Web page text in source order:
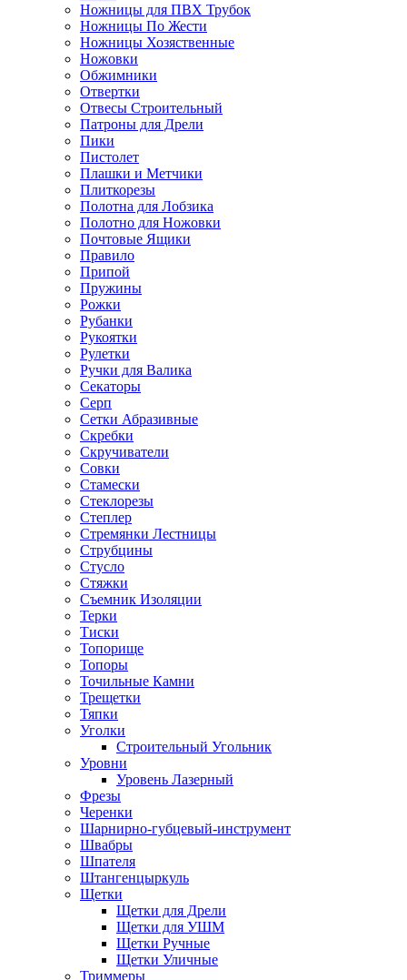
Ножницы для ПВХ Трубок
Ножницы По Жести
Ножницы Хозяственные
Ножовки
Обжимники
Отвертки
Отвесы Строительный
Патроны для Дрели
Пики
Пистолет
Плашки и Метчики
Плиткорезы
Полотна для Лобзика
Полотно для Ножовки
Почтовые Ящики
Правило
Припой
Пружины
Рожки
Рубанки
Рукоятки
Рулетки
Ручки для Валика
Секаторы
Серп
Сетки Абразивные
Скребки
Скручиватели
Совки
Стамески
Стеклорезы
Степлер
Стремянки Лестницы
Струбцины
Стусло
Стяжки
Съемник Изоляции
Терки
Тиски
Топорище
Топоры
Точильные Камни
Трещетки
Тяпки
Уголки
Строительный Угольник
Уровни
Уровень Лазерный
Фрезы
Черенки
Шарнирно-губцевый-инструмент
Швабры
Шпателя
Штангенцыркуль
Щетки
Щетки для Дрели
Щетки для УШМ
Щетки Ручные
Щетки Уличные
Триммеры